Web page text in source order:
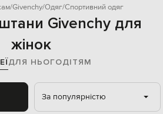
Givenchy Одяг Спортивний одяг
Givenchy для
жінок
ДЛЯ НЬОГОДІТЯМ
За популярністю